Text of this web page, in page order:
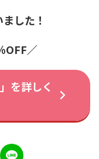
した！
OFF／
を詳しく